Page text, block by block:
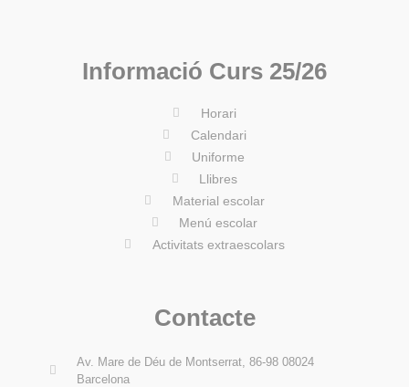
Informació Curs 25/26
Horari
Calendari
Uniforme
Llibres
Material escolar
Menú escolar
Activitats extraescolars
Contacte
Av. Mare de Déu de Montserrat, 86-98 08024
Barcelona